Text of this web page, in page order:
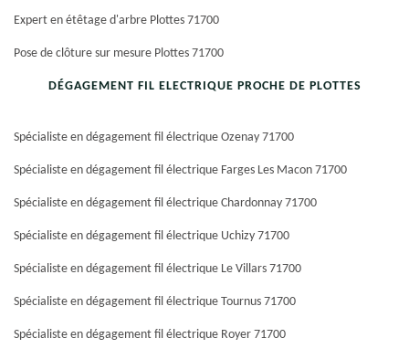
Expert en étêtage d'arbre Plottes 71700
Pose de clôture sur mesure Plottes 71700
DÉGAGEMENT FIL ELECTRIQUE PROCHE DE PLOTTES
Spécialiste en dégagement fil électrique Ozenay 71700
Spécialiste en dégagement fil électrique Farges Les Macon 71700
Spécialiste en dégagement fil électrique Chardonnay 71700
Spécialiste en dégagement fil électrique Uchizy 71700
Spécialiste en dégagement fil électrique Le Villars 71700
Spécialiste en dégagement fil électrique Tournus 71700
Spécialiste en dégagement fil électrique Royer 71700